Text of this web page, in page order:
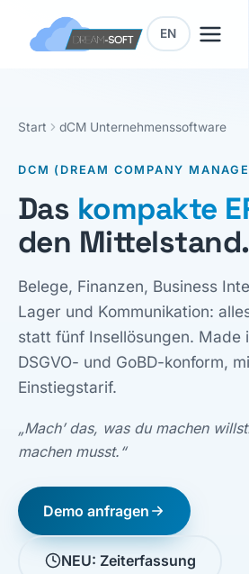
EN
Start dCM Unternehmenssoftware
DCM (DREAM COMPANY
Das kompakte
den Mittelstand.
Belege, Finanzen, Business
Lager und Kommunikation:
statt fünf Insellösungen. Made
DSGVO- und GoBD-konform,
Einstiegstarif.
„Mach’ das, was du machen
machen musst.“
Demo anfragen
NEU: Zeiterfassung